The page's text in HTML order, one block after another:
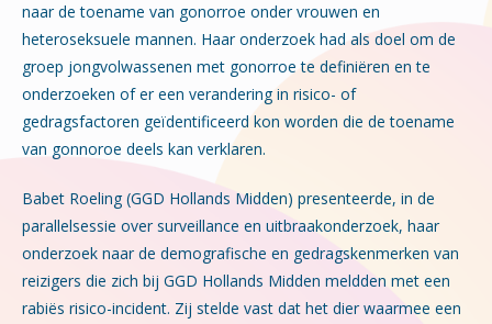
naar de toename van gonorroe onder vrouwen en
heteroseksuele mannen. Haar onderzoek had als doel om de
groep jongvolwassenen met gonorroe te definiëren en te
onderzoeken of er een verandering in risico- of
gedragsfactoren geïdentificeerd kon worden die de toename
van gonnoroe deels kan verklaren.
Babet Roeling (GGD Hollands Midden) presenteerde, in de
parallelsessie over surveillance en uitbraakonderzoek, haar
onderzoek naar de demografische en gedragskenmerken van
reizigers die zich bij GGD Hollands Midden meldden met een
rabiës risico-incident. Zij stelde vast dat het dier waarmee een